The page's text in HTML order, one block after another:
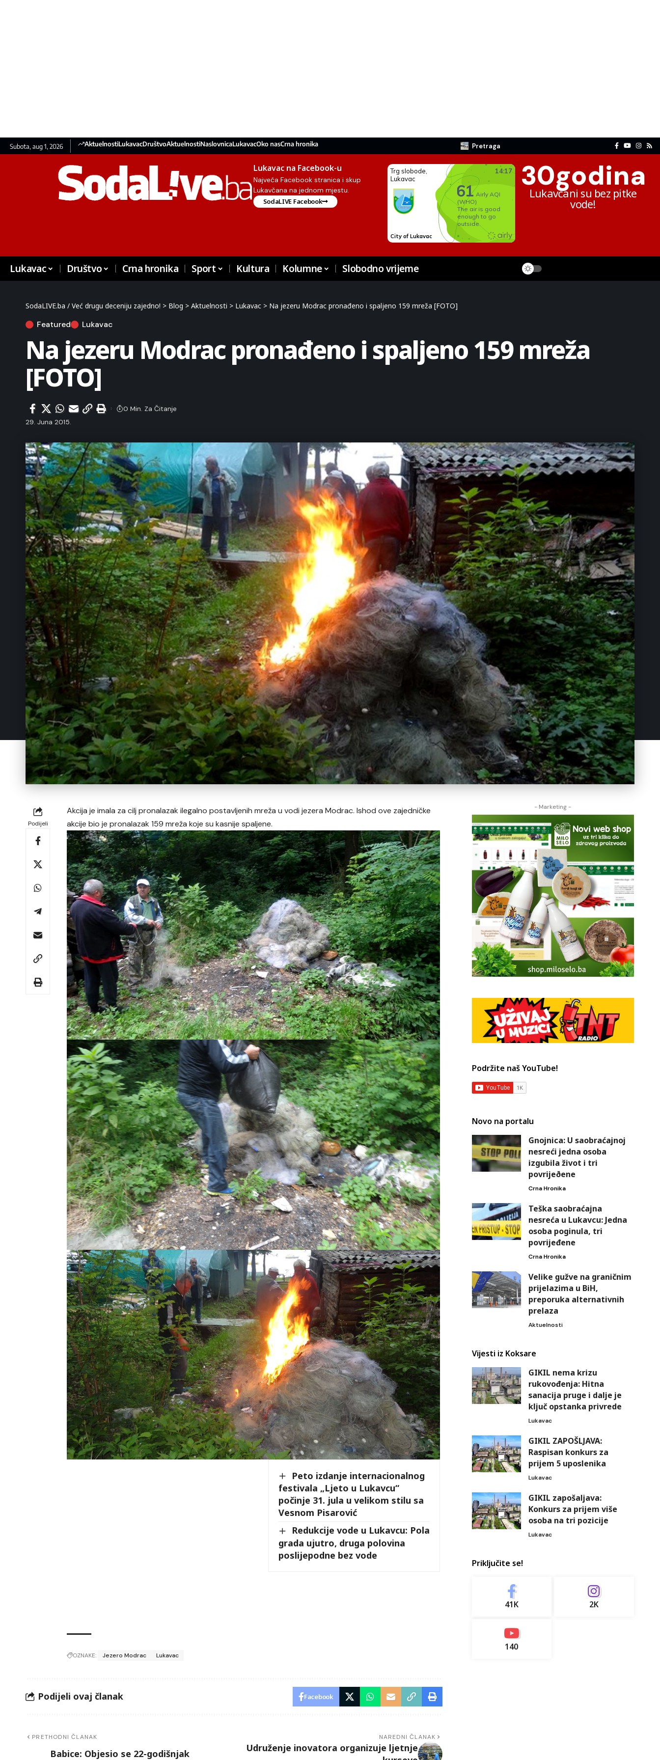
Subota, aug 1, 2026 AktuelnostiLukavacDruštvoAktuelnostiNaslovnicaLukavacOko nasCrna hronika Pretraga
Lukavac na Facebook-u
Najveća Facebook stranica i skup
Lukavčana na jednom mjestu.
SodaLIVE Facebook
30godina
Lukavčani su bez pitke
vode!
Lukavac Društvo Crna hronika Sport Kultura Kolumne Slobodno vrijeme
SodaLIVE.ba / Već drugu deceniju zajedno! > Blog > Aktuelnosti > Lukavac > Na jezeru Modrac pronađeno i spaljeno 159 mreža [FOTO]
Featured Lukavac
Na jezeru Modrac pronađeno i spaljeno 159 mreža
[FOTO]
29. Juna 2015.
0 Min. Za Čitanje
Podijeli
Akcija je imala za cilj pronalazak ilegalno postavljenih mreža u vodi jezera Modrac. Ishod ove zajedničke
akcije bio je pronalazak 159 mreža koje su kasnije spaljene.
Peto izdanje internacionalnog
festivala „Ljeto u Lukavcu“
počinje 31. jula u velikom stilu sa
Vesnom Pisarović
Redukcije vode u Lukavcu: Pola
grada ujutro, druga polovina
poslijepodne bez vode
OZNAKE: Jezero Modrac Lukavac
Podijeli ovaj članak Facebook
PRETHODNI ČLANAK
Babice: Objesio se 22-godišnjak
NAREDNI ČLANAK
Udruženje inovatora organizuje ljetnje
- Marketing -
Podržite naš YouTube!
Novo na portalu
Gnojnica: U saobraćajnoj
nesreći jedna osoba
izgubila život i tri
povrijeðene
Crna Hronika
Teška saobraćajna
nesreća u Lukavcu: Jedna
osoba poginula, tri
povrijeđene
Crna Hronika
Velike gužve na graničnim
prijelazima u BiH,
preporuka alternativnih
prelaza
Aktuelnosti
Vijesti iz Koksare
GIKIL nema krizu
rukovođenja: Hitna
sanacija pruge i dalje je
ključ opstanka privrede
Lukavac
GIKIL ZAPOŠLJAVA:
Raspisan konkurs za
prijem 5 uposlenika
Lukavac
GIKIL zapošaljava:
Konkurs za prijem više
osoba na tri pozicije
Lukavac
Priključite se!
41K 2K
140